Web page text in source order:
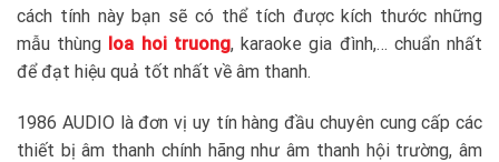
cách tính này bạn sẽ có thể tích được kích thước những
mẫu thùng loa hoi truong, karaoke gia đình,… chuẩn nhất
để đạt hiệu quả tốt nhất về âm thanh.
1986 AUDIO là đơn vị uy tín hàng đầu chuyên cung cấp các
thiết bị âm thanh chính hãng như âm thanh hội trường, âm